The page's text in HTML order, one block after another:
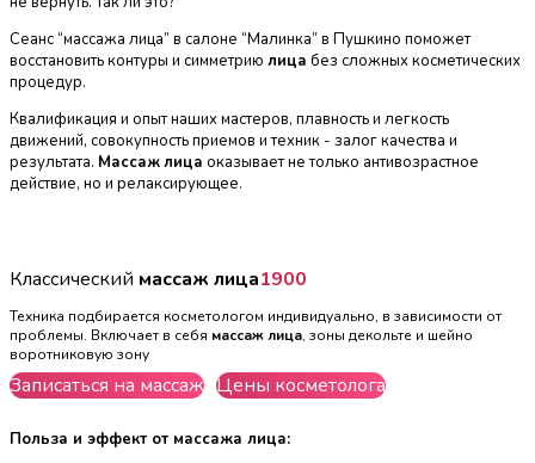
Сеанс “массажа лица” в салоне “Малинка” в Пушкино поможет
восстановить контуры и симметрию лица без сложных косметических
процедур.
Квалификация и опыт наших мастеров, плавность и легкость
движений, совокупность приемов и техник - залог качества и
результата. Массажлица оказывает не только антивозрастное
действие, но и релаксирующее.
Классический массаж лица1900
Техника подбирается косметологом индивидуально, в зависимости от
проблемы. Включает в себя массажлица, зоны декольте и шейно
воротниковую зону
Записаться на массаж Цены косметолога
Польза и эффект от массажа лица: